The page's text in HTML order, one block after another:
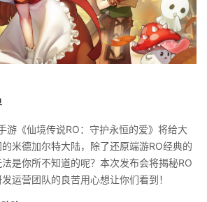
游《仙境传说RO：守护永恒的爱》将给大
米德加尔特大陆，除了还原端游RO经典的
是你所不知道的呢？本次发布会将揭秘RO
运营团队的良苦用心想让你们看到！